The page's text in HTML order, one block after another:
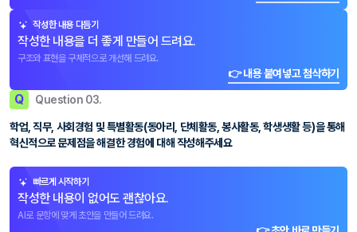
작성한 내용 다듬기
작성한 내용을 더 좋게 만들어 드려요.
구조와 표현을 구체적으로 개선해 드려요.
👉 내용 붙여넣고 첨삭하기
Q Question 03.
학업, 직무, 사회경험 및 특별활동(동아리, 단체활동, 봉사활동, 학생생활 등)을 통해
혁신적으로 문제점을 해결한 경험에 대해 작성해주세요
빠르게 시작하기
작성한 내용이 없어도 괜찮아요.
AI로 문항에 맞게 초안을 만들어 드려요.